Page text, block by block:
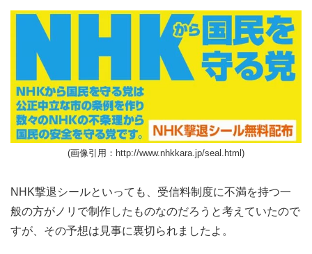
(画像引用：http://www.nhkkara.jp/seal.html)
NHK撃退シールといっても、受信料制度に不満を持つ一
般の方がノリで制作したものなのだろうと考えていたので
すが、その予想は見事に裏切られましたよ。